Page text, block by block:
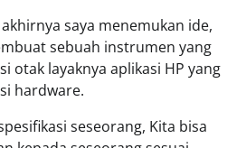
saya menemukan ide,
sebuah instrumen yang
otak layaknya aplikasi HP yang
hardware.
seseorang, Kita bisa